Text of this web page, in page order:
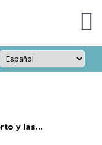
y las...